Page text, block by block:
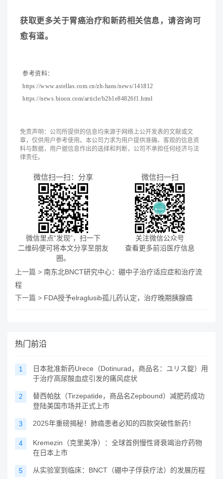
获取更多关于胃癌治疗和新药相关信息， 请咨询可
愈有道。
参考资料：
https://www. astellas com cn/zh-hans/news/141812
https://news bioon com/article/b2b1 e84826f1 html
免责声明：公司所提供的信息均来源于网络上公开发表的文献或文
章，仅供用户参考使用。本公司力求为用户提供准确、客观的信息资
料与数据，用户据信息作出的选择和判断，公司不承担任何经济与法
律责任。
微信扫一扫：分享
微信里点“发现”，扫一下
二维码便可将本文分享至朋友
圈。
微信扫一扫
关注微信公众号
查看更多前沿医疗信息
上一篇 > 南东北BNCT研究中心：硼中子治疗适应症和治疗流
程
下一篇 > FDA授予elraglusib孤儿药认定，治疗晚期胰腺癌
热门前沿
1
日本批准新药Urece（Dotinurad，商品名：ユリス錠）用
于治疗高尿酸血症引发的痛风症状
2
替西帕肽（Tirzepatide，商品名Zepbound）减肥药成功
登陆美国市场并正式上市
3 2025年重磅揭秘！肺癌患者必知的四款突破性新药！
4
Kremezin（克里美净）：全球首例慢性肾衰竭治疗药物
在日本上市
5 从实验室到临床：BNCT（硼中子俘获疗法）的发展历程